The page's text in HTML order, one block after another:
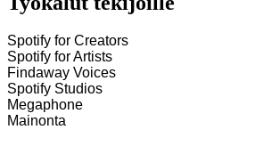
Spotify for Creators
Spotify for Artists
Findaway Voices
Spotify Studios
Megaphone
Mainonta